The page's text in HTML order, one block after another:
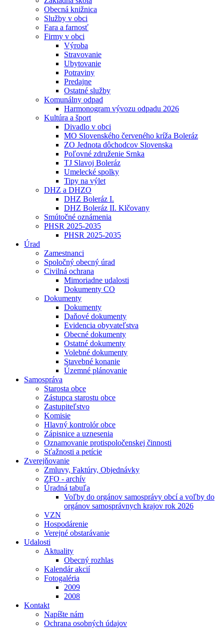
Obecná knižnica
Služby v obci
Fara a farnosť
Firmy v obci
Výroba
Stravovanie
Ubytovanie
Potraviny
Predajne
Ostatné služby
Komunálny odpad
Harmonogram vývozu odpadu 2026
Kultúra a šport
Divadlo v obci
MO Slovenského červeného kríža Boleráz
ZO Jednota dôchodcov Slovenska
Poľovné združenie Srnka
TJ Slavoj Boleráz
Umelecké spolky
Tipy na výlet
DHZ a DHZO
DHZ Boleráz I.
DHZ Boleráz II. Klčovany
Smútočné oznámenia
PHSR 2025-2035
PHSR 2025-2035
Úrad
Zamestnanci
Spoločný obecný úrad
Civilná ochrana
Mimoriadne udalosti
Dokumenty CO
Dokumenty
Dokumenty
Daňové dokumenty
Evidencia obyvateľstva
Obecné dokumenty
Ostatné dokumenty
Volebné dokumenty
Stavebné konanie
Územné plánovanie
Samospráva
Starosta obce
Zástupca starostu obce
Zastupiteľstvo
Komisie
Hlavný kontrolór obce
Zápisnice a uznesenia
Oznamovanie protispoločenskej činnosti
Sťažnosti a petície
Zverejňovanie
Zmluvy, Faktúry, Objednávky
ZFO - archív
Úradná tabuľa
Voľby do orgánov samosprávy obcí a voľby do
orgánov samosprávnych krajov rok 2026
VZN
Hospodárenie
Verejné obstarávanie
Udalosti
Aktuality
Obecný rozhlas
Kalendár akcií
Fotogaléria
2009
2008
Kontakt
Napíšte nám
Ochrana osobných údajov